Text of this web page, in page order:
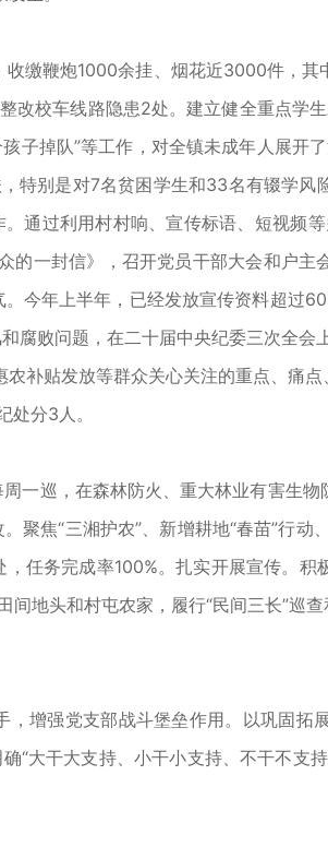
鞭炮1000余挂、烟花近3000件，其
校车线路隐患2处。建立健全重点学
子掉队”等工作，对全镇未成年人展
特别是对7名贫困学生和33名有辍学
通过利用村村响、宣传标语、短视频
的一封信》，召开党员干部大会和户
今年上半年，已经发放宣传资料超过
腐败问题，在二十届中央纪委三次全
补贴发放等群众关心关注的重点、痛
分3人。
巡，在森林防火、重大林业有害生物
焦“三湘护农”、新增耕地“春苗”行动
任务完成率100%。扎实开展宣传。
地头和村屯农家，履行“民间三长”巡
强党支部战斗堡垒作用。以巩固拓
“大干大支持、小干小支持、不干不支